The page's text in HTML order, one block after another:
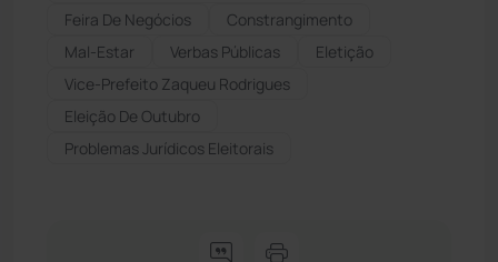
Feira De Negócios
Constrangimento
Mal-Estar
Verbas Públicas
Eletição
Vice-Prefeito Zaqueu Rodrigues
Eleição De Outubro
Problemas Jurídicos Eleitorais